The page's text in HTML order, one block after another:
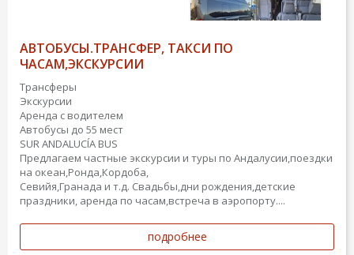
АВТОБУСЫ.ТРАНСФЕР, ТАКСИ ПО
ЧАСАМ,ЭКСКУРСИИ
Трансферы
Экскурсии
Аренда с водителем
Автобусы до 55 мест
SUR ANDALUCÍA BUS
Предлагаем частные экскурсии и туры по Андалусии,поездки
на океан,Ронда,Кордоба,
Севийя,Гранада и т.д. Свадьбы,дни рождения,детские
праздники, аренда по часам,встреча в аэропорту....
подробнее